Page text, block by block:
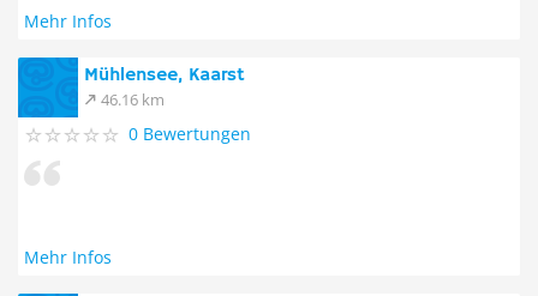
Mehr Infos
Mühlensee, Kaarst
46.16 km
0 Bewertungen
Mehr Infos